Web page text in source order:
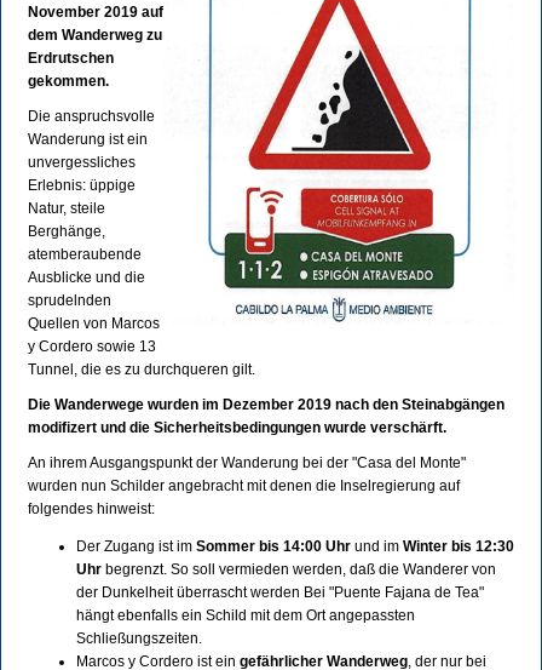
November 2019 auf
dem Wanderweg zu
Erdrutschen
gekommen.
Die anspruchsvolle
Wanderung ist ein
unvergessliches
Erlebnis: üppige
Natur, steile
Berghänge,
atemberaubende
Ausblicke und die
sprudelnden
Quellen von Marcos
y Cordero sowie 13
Tunnel, die es zu durchqueren gilt.
Die Wanderwege wurden im Dezember 2019 nach den Steinabgängen
modifizert und die Sicherheitsbedingungen wurde verschärft.
An ihrem Ausgangspunkt der Wanderung bei der "Casa del Monte"
wurden nun Schilder angebracht mit denen die Inselregierung auf
folgendes hinweist:
Der Zugang ist im Sommer bis 14:00 Uhr und im Winter bis 12:30
Uhr begrenzt. So soll vermieden werden, daß die Wanderer von
der Dunkelheit überrascht werden Bei "Puente Fajana de Tea"
hängt ebenfalls ein Schild mit dem Ort angepassten
Schließungszeiten.
Marcos y Cordero ist ein gefährlicher Wanderweg, der nur bei